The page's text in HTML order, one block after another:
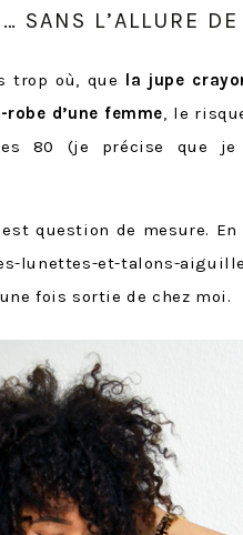
SANS L’ALLURE
trop où, que la jupe
d’une femme, le
80 (je précise que
question de mesure.
lunettes-et-talons-
fois sortie de chez moi.